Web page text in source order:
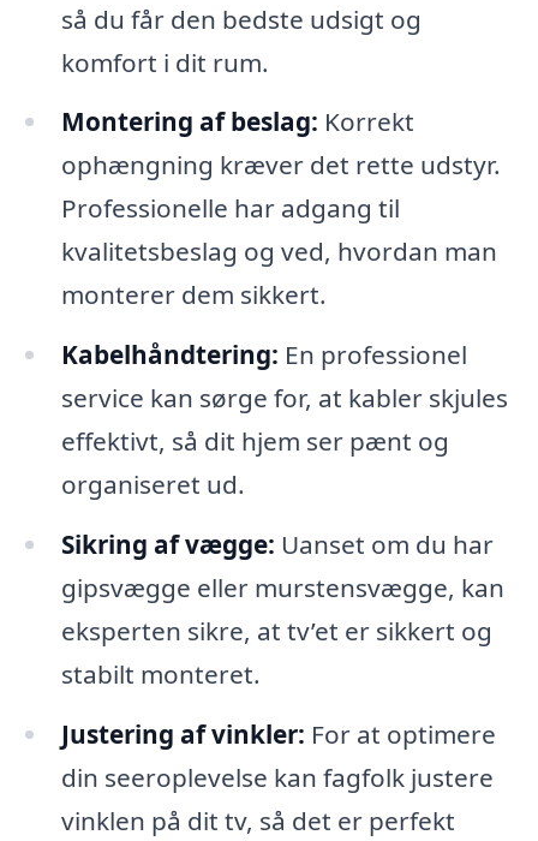
så du får den bedste udsigt og
komfort i dit rum.
Montering af beslag: Korrekt
ophængning kræver det rette udstyr.
Professionelle har adgang til
kvalitetsbeslag og ved, hvordan man
monterer dem sikkert.
Kabelhåndtering: En professionel
service kan sørge for, at kabler skjules
effektivt, så dit hjem ser pænt og
organiseret ud.
Sikring af vægge: Uanset om du har
gipsvægge eller murstensvægge, kan
eksperten sikre, at tv’et er sikkert og
stabilt monteret.
Justering af vinkler: For at optimere
din seeroplevelse kan fagfolk justere
vinklen på dit tv, så det er perfekt